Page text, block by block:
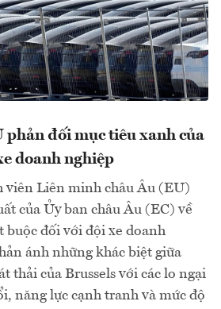
phản đối mục tiêu xanh của
doanh nghiệp
viên Liên minh châu Âu (EU)
của Ủy ban châu Âu (EC) về
buộc đối với đội xe doanh
ánh những khác biệt giữa
thải của Brussels với các lo ngại
năng lực cạnh tranh và mức độ